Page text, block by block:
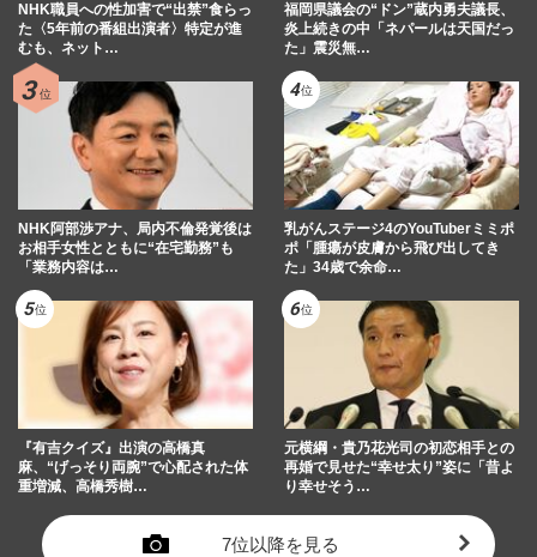
NHK職員への性加害で“出禁”食らっ
た〈5年前の番組出演者〉特定が進
むも、ネット…
福岡県議会の“ドン”蔵内勇夫議長、
炎上続きの中「ネパールは天国だっ
た」震災無…
NHK阿部渉アナ、局内不倫発覚後は
お相手女性とともに“在宅勤務”も
「業務内容は…
乳がんステージ4のYouTuberミミポ
ポ「腫瘍が皮膚から飛び出してき
た」34歳で余命…
『有吉クイズ』出演の高橋真
麻、“げっそり両腕”で心配された体
重増減、高橋秀樹…
元横綱・貴乃花光司の初恋相手との
再婚で見せた“幸せ太り”姿に「昔よ
り幸せそう…
7位以降を見る